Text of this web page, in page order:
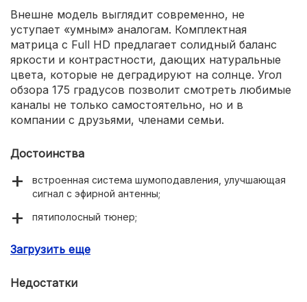
Внешне модель выглядит современно, не
уступает «умным» аналогам. Комплектная
матрица с Full HD предлагает солидный баланс
яркости и контрастности, дающих натуральные
цвета, которые не деградируют на солнце. Угол
обзора 175 градусов позволит смотреть любимые
каналы не только самостоятельно, но и в
компании с друзьями, членами семьи.
Достоинства
встроенная система шумоподавления, улучшающая
сигнал с эфирной антенны;
пятиполосный тюнер;
четкая картинка, приятная для глаз;
Загрузить еще
Недостатки